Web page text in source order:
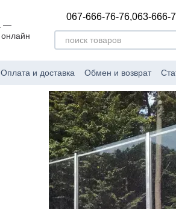
067-666-76-76,063-666-
Оплата и доставка Обмен и возврат